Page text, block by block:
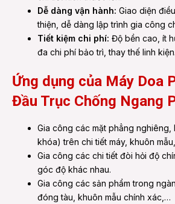
Dễ dàng vận hành: Giao diện
thiện, dễ dàng lập trình gia công
Tiết kiệm chi phí: Độ bền cao, ít
đa chi phí bảo trì, thay thế linh kiện.
Ứng dụng của Máy Doa
Đầu Trục Chống Ngang
Gia công các mặt phẳng nghiêng,
khóa) trên chi tiết máy, khuôn
Gia công các chi tiết đòi hỏi độ
góc độ khác nhau.
Gia công các sản phẩm trong
đóng tàu, khuôn mẫu chính xác,…